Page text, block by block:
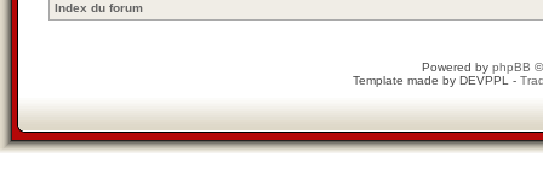
Index du forum
Powered by phpBB
Template made by DEVPPL -